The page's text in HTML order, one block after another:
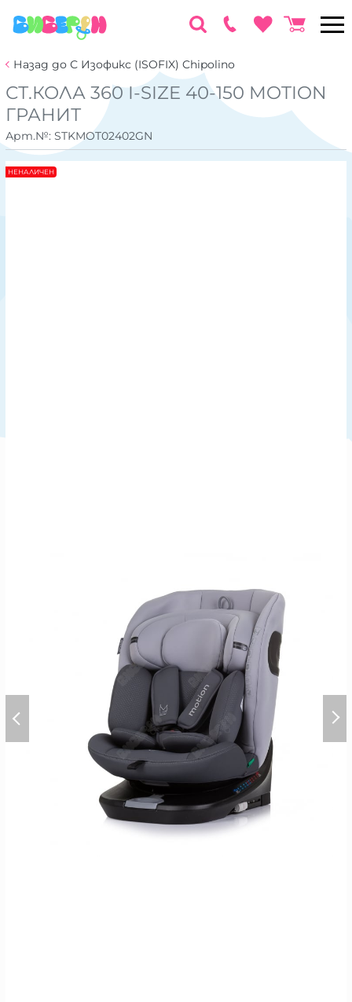
Назад до С Изофикс (ISOFIX) Chipolino
СТ.КОЛА 360 I-SIZE 40-150 MOTION
ГРАНИТ
Арт.№: STKMOT02402GN
НЕНАЛИЧЕН